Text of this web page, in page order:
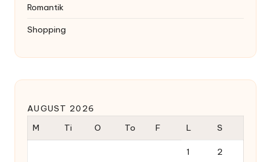
Romantik
Shopping
AUGUST 2026
M
Ti O To F L S
1 2